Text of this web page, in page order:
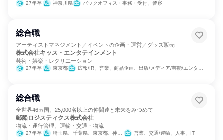
27年卒 神奈川県 バックオフィス・事務・受付、警察
総合職
アーティストマネジメント／イベントの企画・運営／グッズ販売
株式会社キッス・エンタテインメント
芸術・娯楽・レクリエーション
27年卒 東京都 広報/IR、営業、商品企画、出版/メディア/芸能/エンタメ専門職、マーケティング・広告・宣伝
総合職
全世界46ヵ国、25,000名以上の仲間達と未来をみつめて
郵船ロジスティクス株式会社
物流・運行管理、運輸・交通・物流
27年卒 埼玉県、千葉県、東京都、神奈川県、静岡県、愛知県、三重県、京都府、大阪府、兵庫県 営業、交通/運輸、人事、IT